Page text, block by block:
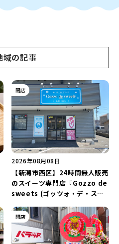
域の記事
閉店
2026年08月08日
【新潟市西区】24時間無人販売
のスイーツ専門店『Gozzo de
sweets (ゴッツォ・デ・スイ
店…。一部商品は姉妹店で販売
継続！
開店